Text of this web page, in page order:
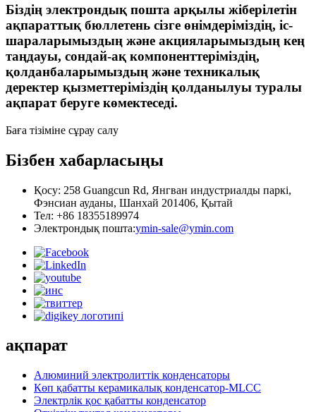
Біздің электрондық пошта арқылы жіберілетін
ақпараттық бюллетень сізге өнімдеріміздің, іс-
шараларымыздың және акцияларымыздың кең
таңдауы, сондай-ақ компоненттеріміздің,
қолданбаларымыздың және техникалық
деректер қызметтеріміздің қолданылуы туралы
ақпарат беруге көмектеседі.
Баға тізіміне сұрау салу
Бізбен хабарласыңы
Қосу: 258 Guangcun Rd, Янгван индустриалды паркі,
Фэнсиан ауданы, Шанхай 201406, Қытай
Тел: +86 18355189974
Электрондық пошта:ymin-sale@ymin.com
ақпарат
Алюминий электролиттік конденсаторы
Көп қабатты керамикалық конденсатор-MLCC
Электрлік қос қабатты конденсатор